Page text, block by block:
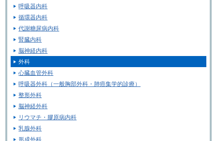
呼吸器内科
循環器内科
代謝糖尿病内科
腎臓内科
脳神経内科
外科
心臓血管外科
呼吸器外科（一般胸部外科・肺癌集学的診療）
整形外科
脳神経外科
リウマチ・膠原病内科
乳腺外科
形成外科